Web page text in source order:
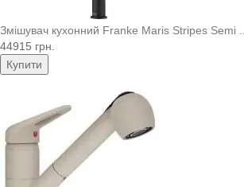
Змішувач кухонний Franke Maris Stripes Semi ..
44915 грн.
Купити